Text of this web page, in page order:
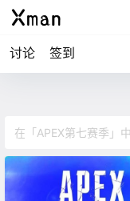
讨论 签到